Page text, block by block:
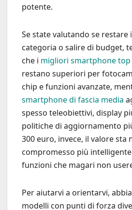
potente.
Se state valutando se restare
categoria o salire di budget,
che i migliori smartphone top
restano superiori per
chip e funzioni avanzate,
smartphone di fascia media
spesso teleobiettivi, display
politiche di aggiornamento
300 euro, invece, il valore sta
compromesso più
funzioni che magari non
Per aiutarvi a orientarvi,
modelli con punti di forza